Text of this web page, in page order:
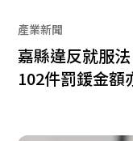
產業新聞
嘉縣違反就服
102件罰鍰金額